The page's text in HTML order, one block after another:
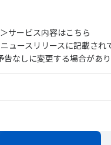
サービス内容はこちら
ニュースリリースに記載さ
告なしに変更する場合があ